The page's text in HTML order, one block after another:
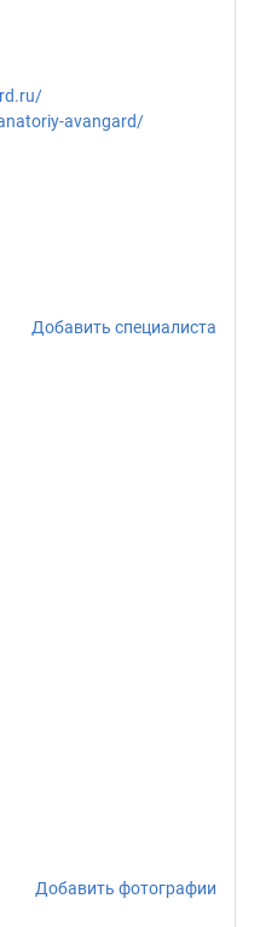
avangard/
Добавить специалиста
Добавить фотографии